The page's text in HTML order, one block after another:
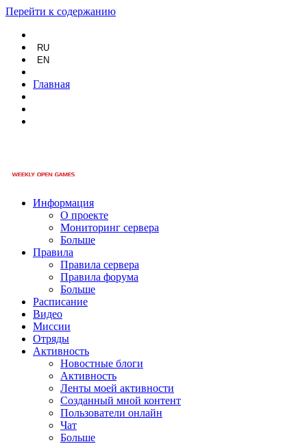
Перейти к содержанию
RU
EN
Главная
Информация
О проекте
Мониторинг сервера
Больше
Правила
Правила сервера
Правила форума
Больше
Расписание
Видео
Миссии
Отряды
Активность
Новостные блоги
Активность
Ленты моей активности
Созданный мной контент
Пользователи онлайн
Чат
Больше